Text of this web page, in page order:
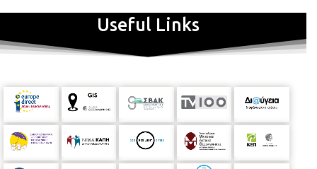
Useful Links